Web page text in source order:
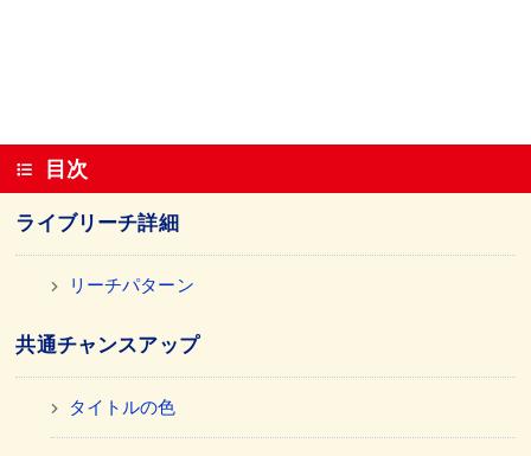
目次
ライブリーチ詳細
リーチパターン
共通チャンスアップ
タイトルの色